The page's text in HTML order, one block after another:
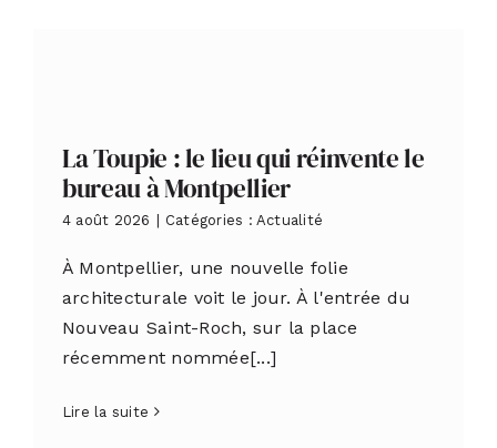
La Toupie : le lieu qui réinvente le
bureau à Montpellier
4 août 2026 | Catégories : Actualité
À Montpellier, une nouvelle folie
architecturale voit le jour. À l'entrée du
Nouveau Saint-Roch, sur la place
récemment nommée[...]
Lire la suite